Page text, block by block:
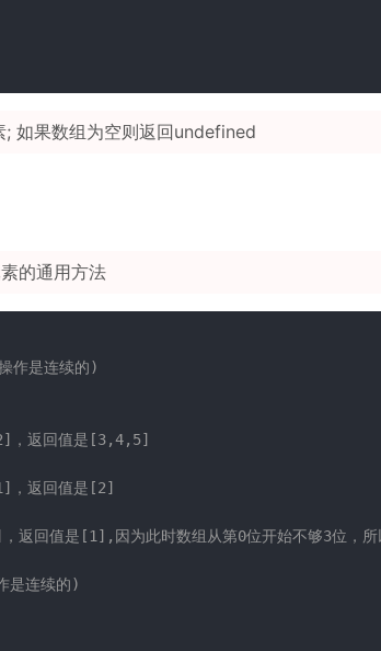
如果数组为空则返回undefined
的通用方法
作是连续的)
返回值是[3,4,5]
返回值是[2]
回值是[1],因为此时数组从第0位开始不够3位，所
连续的)